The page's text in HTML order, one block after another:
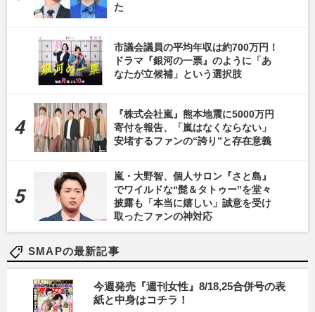
た
市議会議員の平均年収は約700万円！
ドラマ『銀河の一票』のように「あ
なたが立候補」という選択肢
『株式会社嵐』熊本地震に5000万円
寄付を報告、「嵐はなくならない」
安堵するファンの“誇り”と存在意義
嵐・大野智、個人サロン『さと島』
でワイルドな“髭＆タトゥー”を堂々
披露も「本当に嬉しい」誠意を受け
取ったファンの神対応
SMAPの最新記事
今週発売『週刊女性』8/18,25合併号の表
紙と中身はコチラ！